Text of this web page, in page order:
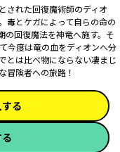
された回復魔術師のディオ
毒とケガによって自らの命の
の回復魔法を神竜へ施す。そ
今度は竜の血をディオンへ分
とは比べ物にならない凄まじ
冒険者への旅路！
る